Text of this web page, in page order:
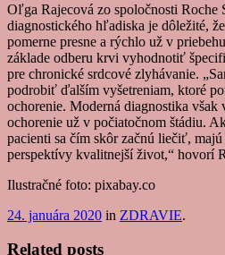
Oľga Rajecová zo spoločnosti Roche
diagnostického hľadiska je dôležité,
pomerne presne a rýchlo už v
základe odberu krvi vyhodnotiť
pre chronické srdcové zlyhávanie.
podrobiť ďalším vyšetreniam, ktoré
ochorenie. Moderná diagnostika však
ochorenie už v počiatočnom štádiu.
pacienti sa čím skôr začnú liečiť,
perspektívy kvalitnejší život,“ hovorí
Ilustračné foto: pixabay.co
24. januára 2020 in ZDRAVIE.
Related posts